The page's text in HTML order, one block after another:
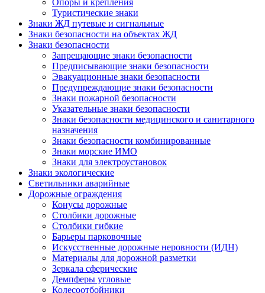
Опоры и крепления
Туристические знаки
Знаки ЖД путевые и сигнальные
Знаки безопасности на объектах ЖД
Знаки безопасности
Запрещающие знаки безопасности
Предписывающие знаки безопасности
Эвакуационные знаки безопасности
Предупреждающие знаки безопасности
Знаки пожарной безопасности
Указательные знаки безопасности
Знаки безопасности медицинского и санитарного
назначения
Знаки безопасности комбинированные
Знаки морские ИМО
Знаки для электроустановок
Знаки экологические
Светильники аварийные
Дорожные ограждения
Конусы дорожные
Столбики дорожные
Столбики гибкие
Барьеры парковочные
Искусственные дорожные неровности (ИДН)
Материалы для дорожной разметки
Зеркала сферические
Демпферы угловые
Колесоотбойники